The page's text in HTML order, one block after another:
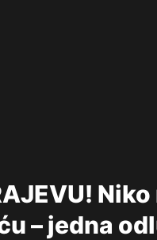
– jedna